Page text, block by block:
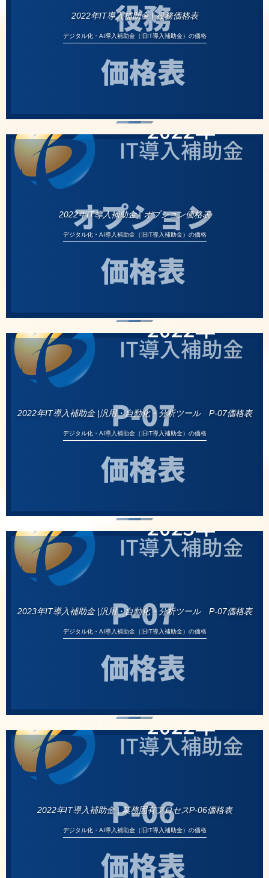
2022年IT導入補助金 | 役務価格表
デジタル化・AI導入補助金（旧IT導入補助金）の価格
2022年IT導入補助金 | オプション価格表
デジタル化・AI導入補助金（旧IT導入補助金）の価格
2022年IT導入補助金 |汎用・自動化・分析ツール P-07価格表
デジタル化・AI導入補助金（旧IT導入補助金）の価格
2023年IT導入補助金 |汎用・自動化・分析ツール P-07価格表
デジタル化・AI導入補助金（旧IT導入補助金）の価格
2022年IT導入補助金 | 業務固有プロセスP-06価格表
デジタル化・AI導入補助金（旧IT導入補助金）の価格